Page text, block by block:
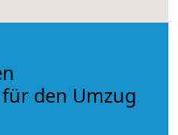
den Umzug